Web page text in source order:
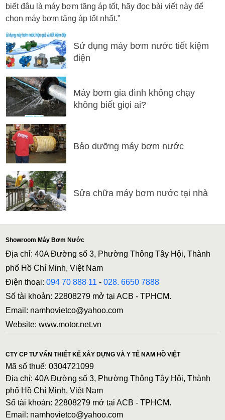
biết đâu là máy bơm tăng áp tốt, hãy đọc bài viết này để
chọn máy bơm tăng áp tốt nhất."
Sử dụng máy bơm nước tiết kiệm
điện
Máy bơm gia đình không chạy
không biết giọi ai?
Bảo dưỡng máy bơm nước
Sửa chữa máy bơm nước tại nhà
Showroom Máy Bơm Nước
Địa chỉ: 40A Đường số 3, Phường Thông Tây Hội, Thành
phố Hồ Chí Minh, Việt Nam
Điện thoại:094 70 888 11 -028. 6650 7888
Số tài khoản: 22808279 mở tại ACB - TPHCM.
Email: namhovietco@yahoo.com
Website: www.motor.net.vn
CTY CP TƯ VẤN THIẾT KẾ XÂY DỰNG VÀ Y TẾ NAM HỒ VIỆT
Mã số thuế: 0304721099
Địa chỉ: 40A Đường số 3, Phường Thông Tây Hội, Thành
phố Hồ Chí Minh, Việt Nam
Số tài khoản: 22808279 mở tại ACB - TPHCM.
Email: namhovietco@yahoo.com